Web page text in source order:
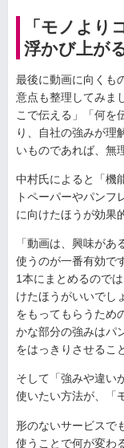
「モノより
浮かび上が
最後に動画に向くも
意点も整理してみま
こで伝える」「何を
り、自社の強みが理
いものであれば、無
中村氏によると「機
トペーパーやパンフ
に向けたほうが効果
「動画は、興味が
使うのが一番有効で
1本にまとめるので
けたほうがいいでし
をもってもらうため
かな部分の強みはパ
をはっきりさせるこ
そして「強みや違い
使いたい方法が、「
形のないサービスで
使うことで何が変わ